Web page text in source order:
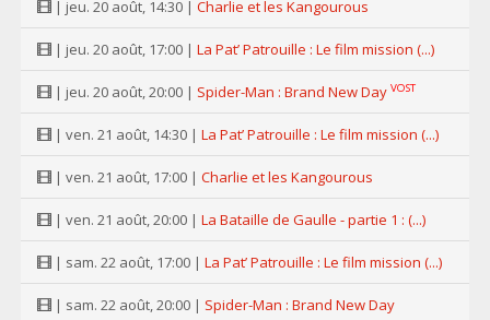
| jeu. 20 août, 14:30 | Charlie et les Kangourous
| jeu. 20 août, 17:00 | La Pat’ Patrouille : Le film mission (...)
| jeu. 20 août, 20:00 | Spider-Man : Brand New Day VOST
| ven. 21 août, 14:30 | La Pat’ Patrouille : Le film mission (...)
| ven. 21 août, 17:00 | Charlie et les Kangourous
| ven. 21 août, 20:00 | La Bataille de Gaulle - partie 1 : (...)
| sam. 22 août, 17:00 | La Pat’ Patrouille : Le film mission (...)
| sam. 22 août, 20:00 | Spider-Man : Brand New Day